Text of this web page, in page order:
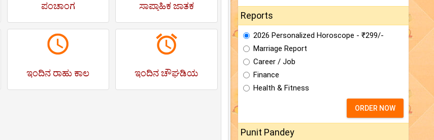
ಪಂಚಾಂಗ ಸಾಪ್ತಾಹಿಕ ಜಾತಕ
ಇಂದಿನ ರಾಹು ಕಾಲ ಇಂದಿನ ಚೌಘಡಿಯ
Reports
2026 Personalized Horoscope - ₹299/-
Marriage Report
Career / Job
Finance
Health & Fitness
ORDER NOW
Punit Pandey